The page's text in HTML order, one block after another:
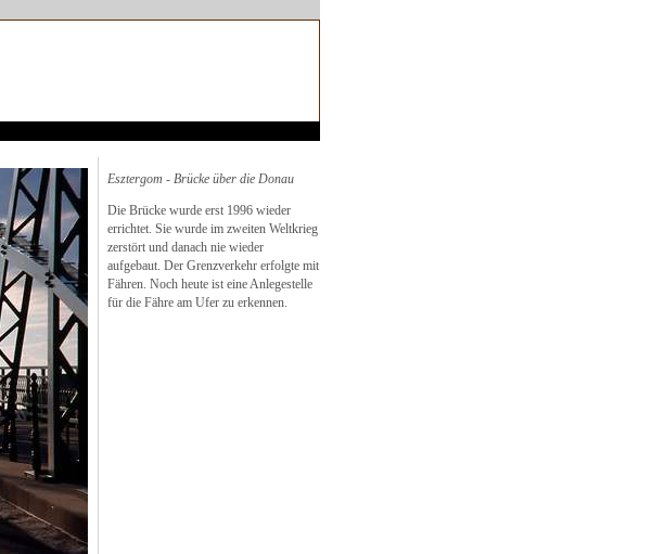
Esztergom - Brücke über die Donau
Die Brücke wurde erst 1996 wieder
errichtet. Sie wurde im zweiten Weltkrieg
zerstört und danach nie wieder
aufgebaut. Der Grenzverkehr erfolgte mit
Fähren. Noch heute ist eine Anlegestelle
für die Fähre am Ufer zu erkennen.